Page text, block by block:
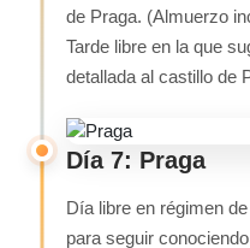
de Praga. (Almuerzo
Tarde libre en la que
detallada al castillo de
Día 7: Praga
Día libre en régimen
para seguir